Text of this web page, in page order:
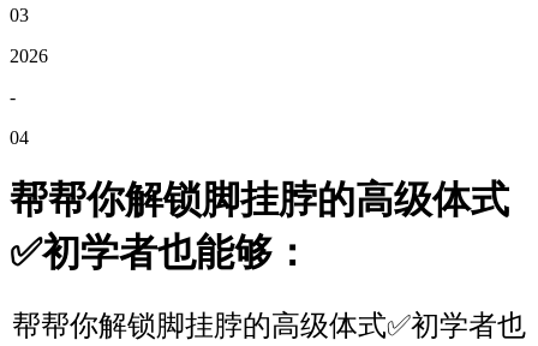
03
2026
-
04
帮帮你解锁脚挂脖的高级体式
✅初学者也能够：
帮帮你解锁脚挂脖的高级体式✅初学者也